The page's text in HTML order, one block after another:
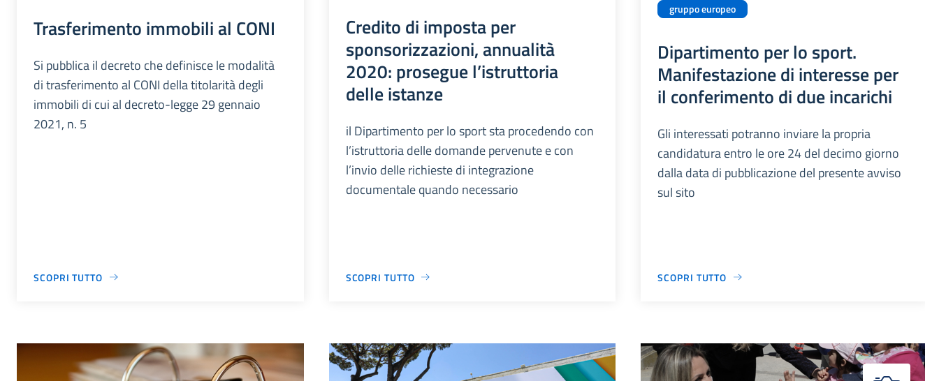
Trasferimento immobili al CONI
Si pubblica il decreto che definisce le modalità
di trasferimento al CONI della titolarità degli
immobili di cui al decreto-legge 29 gennaio
2021, n. 5
SCOPRI TUTTO
Credito di imposta per
sponsorizzazioni, annualità
2020: prosegue l’istruttoria
delle istanze
il Dipartimento per lo sport sta procedendo con
l’istruttoria delle domande pervenute e con
l’invio delle richieste di integrazione
documentale quando necessario
SCOPRI TUTTO
gruppo europeo
Dipartimento per lo sport.
Manifestazione di interesse per
il conferimento di due incarichi
Gli interessati potranno inviare la propria
candidatura entro le ore 24 del decimo giorno
dalla data di pubblicazione del presente avviso
sul sito
SCOPRI TUTTO